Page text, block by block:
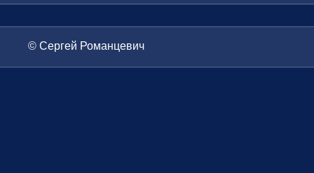
© Сергей Романцевич